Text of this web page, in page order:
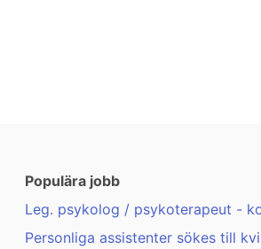
Populära jobb
Leg. psykolog / psykoterapeut -
Personliga assistenter sökes till